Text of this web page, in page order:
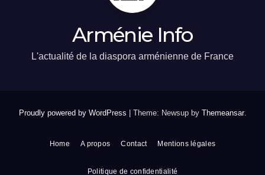
Arménie Info
L'actualité de la diaspora arménienne de France
Proudly powered by WordPress | Theme: Newsup by Themeansar.
Home A propos Contact Mentions légales
Politique de confidentialité